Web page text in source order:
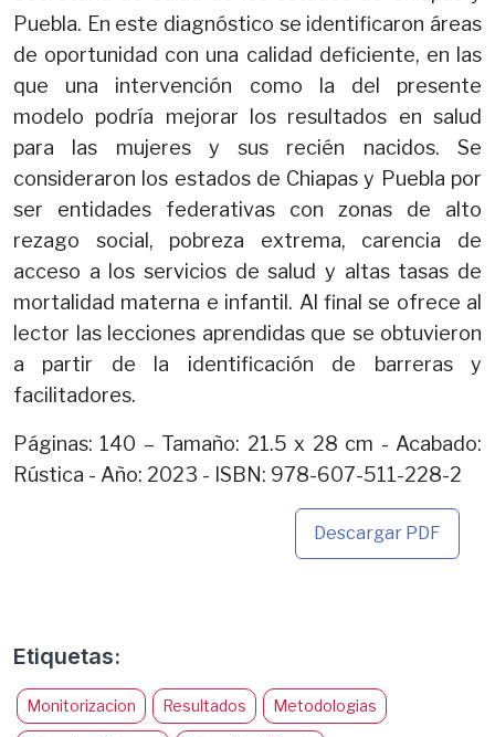
Puebla. En este diagnóstico se identificaron áreas
de oportunidad con una calidad deficiente, en las
que una intervención como la del presente
modelo podría mejorar los resultados en salud
para las mujeres y sus recién nacidos. Se
consideraron los estados de Chiapas y Puebla por
ser entidades federativas con zonas de alto
rezago social, pobreza extrema, carencia de
acceso a los servicios de salud y altas tasas de
mortalidad materna e infantil. Al final se ofrece al
lector las lecciones aprendidas que se obtuvieron
a partir de la identificación de barreras y
facilitadores.
Páginas: 140 – Tamaño: 21.5 x 28 cm - Acabado:
Rústica - Año: 2023 - ISBN: 978-607-511-228-2
Descargar PDF
Etiquetas:
Monitorizacion Resultados Metodologias